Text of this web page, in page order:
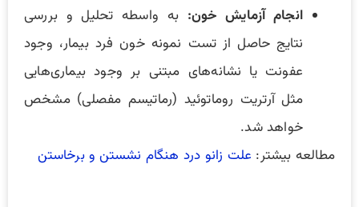
انجام آزمایش خون: به واسطه تحلیل و بررسی
نتایج حاصل از تست نمونه خون فرد بیمار، وجود
عفونت یا نشانه‌های مبتنی بر وجود بیماری‌هایی
مثل آرتریت روماتوئید (رماتیسم مفصلی) مشخص
خواهد شد.
مطالعه بیشتر: علت زانو درد هنگام نشستن و برخاستن